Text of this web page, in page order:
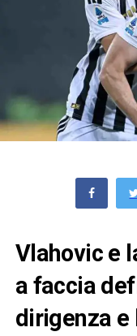
Vlahovic e
a faccia
dirigenza e